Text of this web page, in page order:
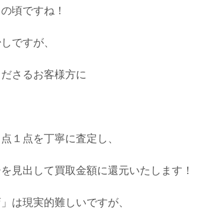
頃ですね！
ですが、
さるお客様方に
１点を丁寧に査定し、
見出して買取金額に還元いたします！
は現実的難しいですが、